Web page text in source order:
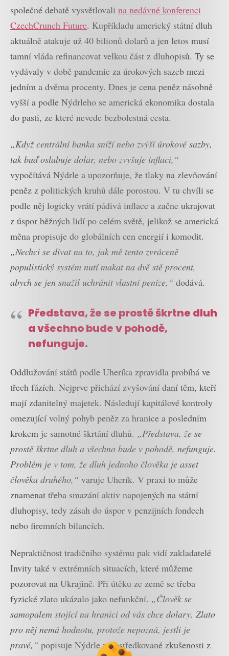
společné debatě vysvětlovali na nedávné konferenci
CzechCrunch Future. Kupříkladu americký státní dluh
aktuálně atakuje už 40 bilionů dolarů a jen letos musí
tamní vláda refinancovat velkou část z dluhopisů. Ty se
vydávaly v době pandemie za úrokových sazeb mezi
jedním a dvěma procenty. Dnes je cena peněz násobně
vyšší a podle Nýdrleho se americká ekonomika dostala
do pasti, ze které nevede bezbolestná cesta.
„Když centrální banka sníží nebo zvýší úrokové sazby,
tak buď oslabuje dolar, nebo zvyšuje inflaci,“
vypočítává Nýdrle a upozorňuje, že tlaky na zlevňování
peněz z politických kruhů dále porostou. V tu chvíli se
podle něj logicky vrátí pádivá inflace a začne ukrajovat
z úspor běžných lidí po celém světě, jelikož se americká
měna propisuje do globálních cen energií i komodit.
„Nechci se dívat na to, jak mě tento zvráceně
populistický systém nutí makat na dvě stě procent,
abych se jen snažil uchránit vlastní peníze,“ dodává.
Představa, že se prostě škrtne dluh
a všechno bude v pohodě,
nefunguje.
Oddlužování států podle Uheríka zpravidla probíhá ve
třech fázích. Nejprve přichází zvyšování daní těm, kteří
mají zdanitelný majetek. Následují kapitálové kontroly
omezující volný pohyb peněz za hranice a posledním
krokem je samotné škrtání dluhů. „Představa, že se
prostě škrtne dluh a všechno bude v pohodě, nefunguje.
Problém je v tom, že dluh jednoho člověka je asset
člověka druhého,“ varuje Uherík. V praxi to může
znamenat třeba smazání aktiv napojených na státní
dluhopisy, tedy zásah do úspor v penzijních fondech
nebo firemních bilancích.
Nepraktičnost tradičního systému pak vidí zakladatelé
Invity také v extrémních situacích, které můžeme
pozorovat na Ukrajině. Při útěku ze země se třeba
fyzické zlato ukázalo jako nefunkční. „Člověk se
samopalem stojící na hranici od vás chce dolary. Zlato
pro něj nemá hodnotu, protože nepozná, jestli je
pravé,“ popisuje Nýdrle zprostředkované zkušenosti z